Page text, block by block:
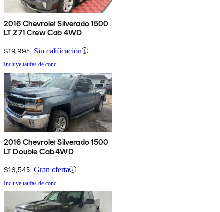
2016 Chevrolet Silverado 1500
LT Z71 Crew Cab 4WD
$19,995 Sin calificación
Incluye tarifas de conc.
2016 Chevrolet Silverado 1500
LT Double Cab 4WD
$16,545 Gran oferta
Incluye tarifas de conc.